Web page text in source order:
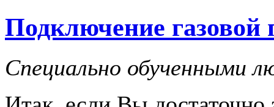
Подключение газовой
Специально обученными